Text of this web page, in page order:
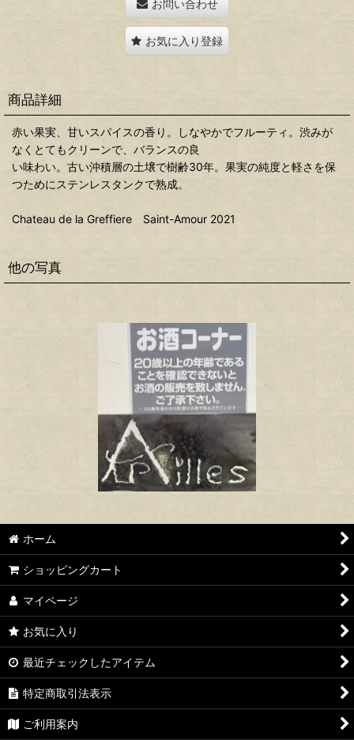
お問い合わせ
お気に入り登録
商品詳細
赤い果実、甘いスパイスの香り。しなやかでフルーティ。渋みが
なくとてもクリーンで、バランスの良
い味わい。古い沖積層の土壌で樹齢30年。果実の純度と軽さを保
つためにステンレスタンクで熟成。
Chateau de la Greffiere Saint-Amour 2021
他の写真
ホーム
ショッピングカート
マイページ
お気に入り
最近チェックしたアイテム
特定商取引法表示
ご利用案内